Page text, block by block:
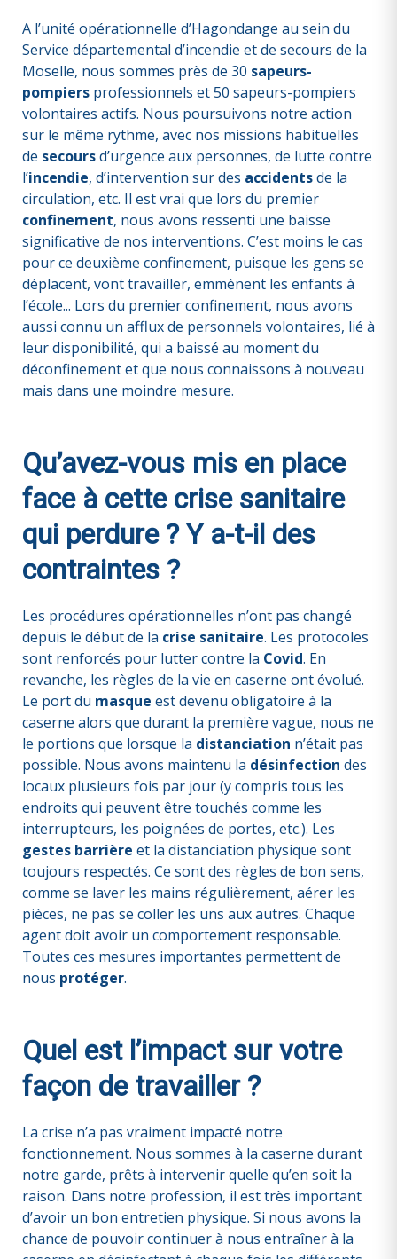
A l’unité opérationnelle d’Hagondange au sein du
Service départemental d’incendie et de secours de la
Moselle, nous sommes près de 30 sapeurs-
pompiers professionnels et 50 sapeurs-pompiers
volontaires actifs. Nous poursuivons notre action
sur le même rythme, avec nos missions habituelles
de secoursd’urgence aux personnes, de lutte contre
l’incendie, d’intervention sur des accidentsde la
circulation, etc. Il est vrai que lors du premier
confinement, nous avons ressenti une baisse
significative de nos interventions. C’est moins le cas
pour ce deuxième confinement, puisque les gens se
déplacent, vont travailler, emmènent les enfants à
l’école... Lors du premier confinement, nous avons
aussi connu un afflux de personnels volontaires, lié à
leur disponibilité, qui a baissé au moment du
déconfinement et que nous connaissons à nouveau
mais dans une moindre mesure.
Qu’avez-vous mis en place
face à cette crise sanitaire
qui perdure ? Y a-t-il des
contraintes ?
Les procédures opérationnelles n’ont pas changé
depuis le début de la crise sanitaire. Les protocoles
sont renforcés pour lutter contre la Covid. En
revanche, les règles de la vie en caserne ont évolué.
Le port du masque est devenu obligatoire à la
caserne alors que durant la première vague, nous ne
le portions que lorsque la distanciation n’était pas
possible. Nous avons maintenu la désinfection des
locaux plusieurs fois par jour (y compris tous les
endroits qui peuvent être touchés comme les
interrupteurs, les poignées de portes, etc.). Les
gestes barrière et la distanciation physique sont
toujours respectés. Ce sont des règles de bon sens,
comme se laver les mains régulièrement, aérer les
pièces, ne pas se coller les uns aux autres. Chaque
agent doit avoir un comportement responsable.
Toutes ces mesures importantes permettent de
nous protéger.
Quel est l’impact sur votre
façon de travailler ?
La crise n’a pas vraiment impacté notre
fonctionnement. Nous sommes à la caserne durant
notre garde, prêts à intervenir quelle qu’en soit la
raison. Dans notre profession, il est très important
d’avoir un bon entretien physique. Si nous avons la
chance de pouvoir continuer à nous entraîner à la